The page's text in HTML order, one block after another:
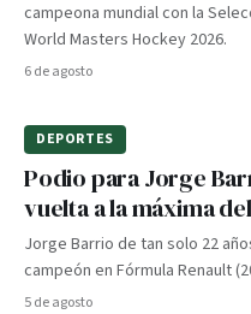
campeona mundial con la
World Masters Hockey 2026.
6 de agosto
DEPORTES
Podio para Jorge
vuelta a la máxima
Jorge Barrio de tan solo 22
campeón en Fórmula Renault
5 de agosto